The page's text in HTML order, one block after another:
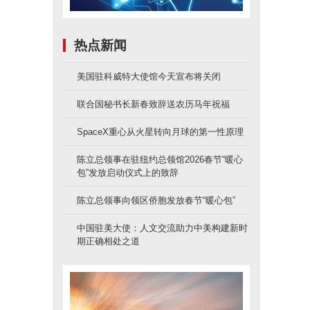
热点新闻
美国驻科威特大使馆今天宣布将关闭
联合国秘书长新春致辞送农历马年祝福
SpaceX重心从火星转向月球的第一性原理
陈立总领事在驻纽约总领馆2026春节“暖心
包”发放启动仪式上的致辞
陈立总领事向领区侨胞发放春节“暖心包”
中国驻美大使：人文交流助力中美构建新时
期正确相处之道